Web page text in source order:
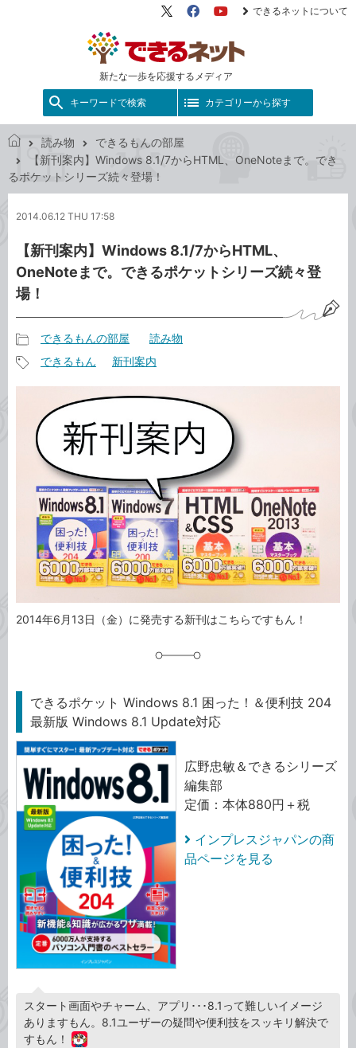
新たな一歩を応援するメディア
X（旧
FacebookYouTube
できるネットについて
キーワードで検索 カテゴリーから探す
き
ッ
読み物
できるもんの部屋
【新刊案内】Windows 8.1/7からHTML、OneNoteまで。でき
るポケットシリーズ続々登場！
2014.06.12 THU 17:58
【新刊案内】Windows 8.1/7からHTML、
OneNoteまで。できるポケットシリーズ続々登
場！
事
カ
ゴ
リ
できるもんの部屋 読み物
グ
できるもん 新刊案内
2014年6月13日（金）に発売する新刊はこちらですもん！
できるポケット Windows 8.1 困った！＆便利技 204
最新版 Windows 8.1 Update対応
広野忠敏＆できるシリーズ
編集部
定価：本体880円＋税
インプレスジャパンの商
品ページを見る
スタート画面やチャーム、アプリ･･･8.1って難しいイメージ
ありますもん。8.1ユーザーの疑問や便利技をスッキリ解決で
すもん！